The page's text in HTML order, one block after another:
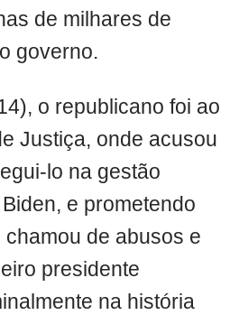
de milhares de
governo.
o republicano foi ao
Justiça, onde acusou
lo na gestão
e prometendo
de abusos e
presidente
na história